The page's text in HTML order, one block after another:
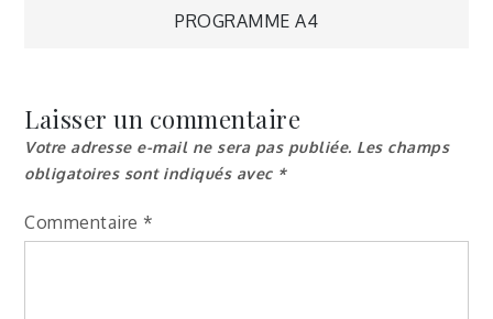
Navigation
de
l’article
PROGRAMME A4
Laisser un commentaire
Votre adresse e-mail ne sera pas publiée. Les champs
obligatoires sont indiqués avec *
Commentaire *